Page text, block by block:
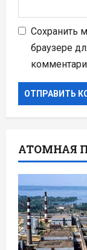
Сохранить
браузере
АТОМНАЯ